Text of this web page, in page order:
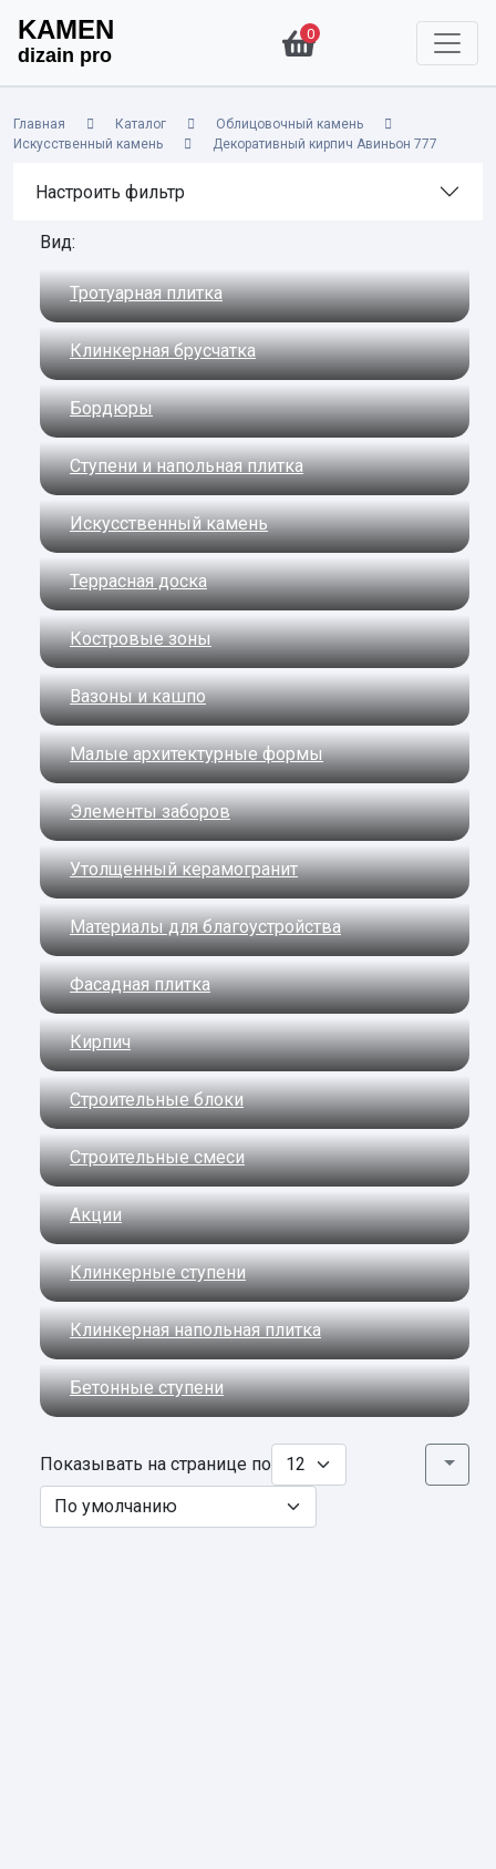
KAMEN
dizain pro
0
Главная Каталог
Облицовочный камень
Искусственный камень
Декоративный кирпич Авиньон 777
Настроить фильтр
Вид:
Тротуарная плитка
Клинкерная брусчатка
Бордюры
Ступени и напольная плитка
Искусственный камень
Террасная доска
Костровые зоны
Вазоны и кашпо
Малые архитектурные формы
Элементы заборов
Утолщенный керамогранит
Материалы для благоустройства
Фасадная плитка
Кирпич
Строительные блоки
Строительные смеси
Акции
Клинкерные ступени
Клинкерная напольная плитка
Бетонные ступени
Показывать на странице по